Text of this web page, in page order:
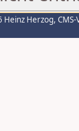
Heinz Herzog,